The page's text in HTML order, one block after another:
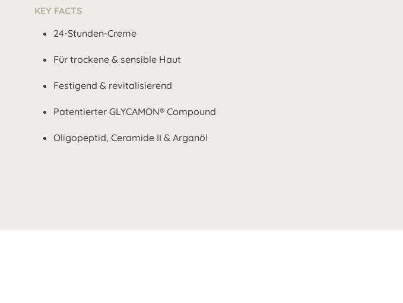
KEY FACTS
24-Stunden-Creme
Für trockene & sensible Haut
Festigend & revitalisierend
Patentierter GLYCAMON® Compound
Oligopeptid, Ceramide II & Arganöl